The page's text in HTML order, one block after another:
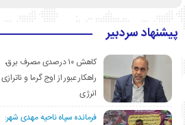
پیشنهاد سردبیر
کاهش ۱۰ درصدی مصرف برق،
راهکار عبور از اوج گرما و ناترازی
انرژی
فرمانده سپاه ناحیه مهدی شهر: